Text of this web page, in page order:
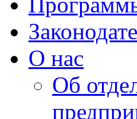
О нас
Об